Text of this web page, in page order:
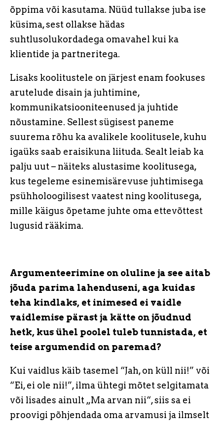
õppima või kasutama. Nüüd tullakse juba ise
küsima, sest ollakse hädas
suhtlusolukordadega omavahel kui ka
klientide ja partneritega.
Lisaks koolitustele on järjest enam fookuses
arutelude disain ja juhtimine,
kommunikatsiooniteenused ja juhtide
nõustamine. Sellest sügisest paneme
suurema rõhu ka avalikele koolitusele, kuhu
igaüks saab eraisikuna liituda. Sealt leiab ka
palju uut – näiteks alustasime koolitusega,
kus tegeleme esinemisärevuse juhtimisega
psühholoogilisest vaatest ning koolitusega,
mille käigus õpetame juhte oma ettevõttest
lugusid rääkima.
Argumenteerimine on oluline ja see aitab
jõuda parima lahenduseni, aga kuidas
teha kindlaks, et inimesed ei vaidle
vaidlemise pärast ja kätte on jõudnud
hetk, kus ühel poolel tuleb tunnistada, et
teise argumendid on paremad?
Kui vaidlus käib tasemel “Jah, on küll nii!” või
“Ei, ei ole nii!”, ilma ühtegi mõtet selgitamata
või lisades ainult „Ma arvan nii“, siis sa ei
proovigi põhjendada oma arvamusi ja ilmselt